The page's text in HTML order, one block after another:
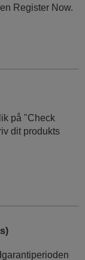
Register Now.
på "Check
dit produkts